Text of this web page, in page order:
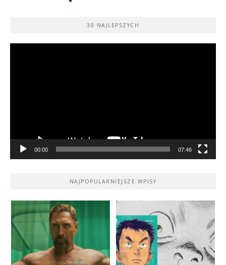
30 NAJLEPSZYCH
00:00 07:46
NAJPOPULARNIEJSZE WPISY